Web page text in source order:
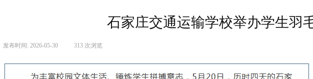
石家庄交通运输学校举办学生羽
发布时间: 2026-05-30 313 次浏览